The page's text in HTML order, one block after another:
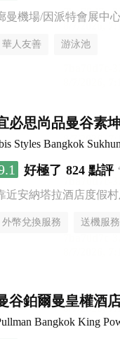
曼機場/因派特會展中
華人友善 游泳池
必思尚品曼谷素
Styles Bangkok
好極了 824 點評
近安納塔拉酒店度假
外幣兌換服務 送機服務
谷鉑爾曼皇權酒
Bangkok King